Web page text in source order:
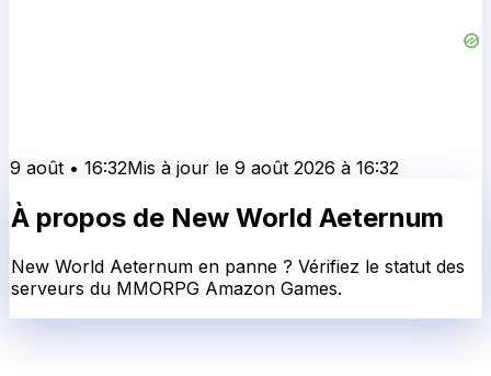
9 août • 16:32Mis à jour le 9 août 2026 à 16:32
À propos de New World Aeternum
New World Aeternum en panne ? Vérifiez le statut des
serveurs du MMORPG Amazon Games.